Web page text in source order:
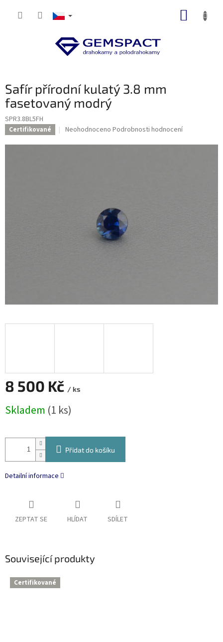
Safír přírodní kulatý 3.8 mm
fasetovaný modrý
SPR3.8BL5FH
Certifikované
Průměrné
produktu
Neohodnoceno Podrobnosti hodnocení
8 500 Kč / ks
cena:
Skladem (1 ks)
Přidat do košíku
Detailní informace
ZEPTAT SE HLÍDAT SDÍLET
Související produkty
Certifikované